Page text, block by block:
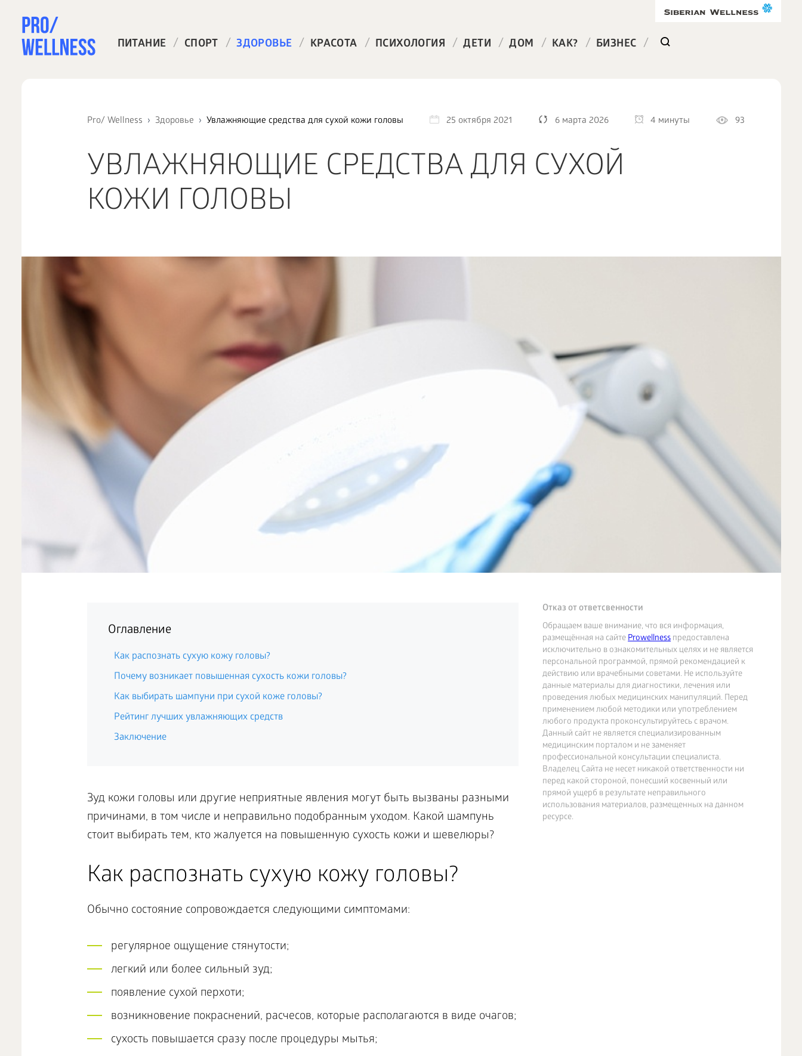
ПИТАНИЕ / СПОРТ / ЗДОРОВЬЕ / КРАСОТА / ПСИХОЛОГИЯ / ДЕТИ / ДОМ / КАК? / БИЗНЕС /
Pro/ Wellness Здоровье Увлажняющие средства для сухой кожи головы 25 октября 2021 6 марта 2026 4 минуты 93
УВЛАЖНЯЮЩИЕ СРЕДСТВА ДЛЯ СУХОЙ
КОЖИ ГОЛОВЫ
Отказ от ответсвенности
Обращаем ваше внимание, что вся информация,
размещённая на сайтеProwellnessпредоставлена
исключительно в ознакомительных целях и не является
персональной программой, прямой рекомендацией к
действию или врачебными советами. Не используйте
данные материалы для диагностики, лечения или
проведения любых медицинских манипуляций. Перед
применением любой методики или употреблением
любого продукта проконсультируйтесь с врачом.
Данный сайт не является специализированным
медицинским порталом и не заменяет
профессиональной консультации специалиста.
Владелец Сайта не несет никакой ответственности ни
перед какой стороной, понесший косвенный или
прямой ущерб в результате неправильного
использования материалов, размещенных на данном
ресурсе.
Оглавление
Как распознать сухую кожу головы?
Почему возникает повышенная сухость кожи головы?
Как выбирать шампуни при сухой коже головы?
Рейтинг лучших увлажняющих средств
Заключение
Зуд кожи головы или другие неприятные явления могут быть вызваны разными
причинами, в том числе и неправильно подобранным уходом. Какой шампунь
стоит выбирать тем, кто жалуется на повышенную сухость кожи и шевелюры?
Как распознать сухую кожу головы?
Обычно состояние сопровождается следующими симптомами:
регулярное ощущение стянутости;
легкий или более сильный зуд;
появление сухой перхоти;
возникновение покраснений, расчесов, которые располагаются в виде очагов;
сухость повышается сразу после процедуры мытья;